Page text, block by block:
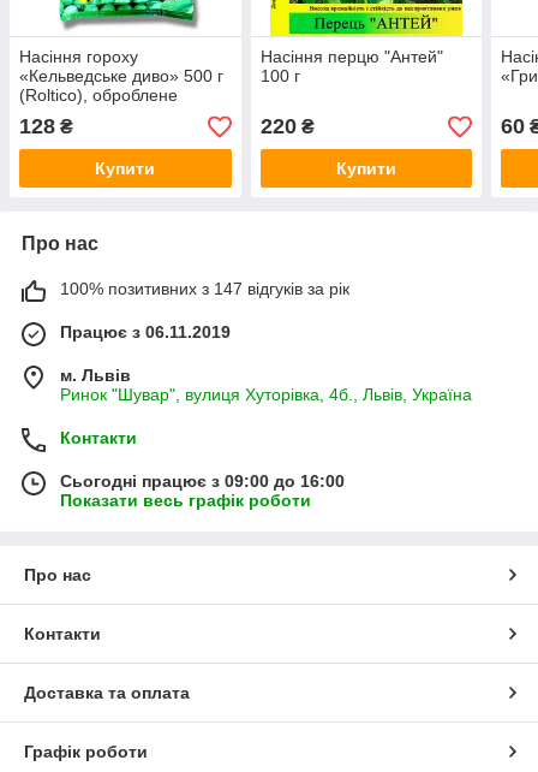
Насіння гороху
«Кельведське диво» 500 г
(Roltico), оброблене
128 ₴
Купити
Насіння перцю "Антей"
100 г
220₴
Купити
60
Про нас
100% позитивних з 147 відгуків за рік
Працює з 06.11.2019
м. Львів
Ринок "Шувар", вулиця Хуторівка, 4б., Львів, Україна
Контакти
Сьогодні працює з 09:00 до 16:00
Показати весь графік роботи
Про нас
Контакти
Доставка та оплата
Графік роботи